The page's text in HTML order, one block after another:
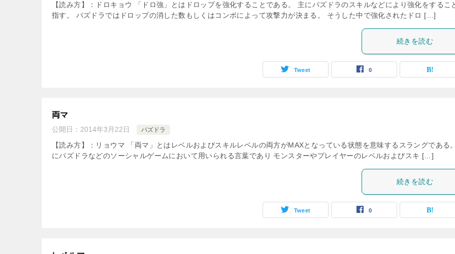
【読み方】：ドロキョウ 「ドロ強」とはドロップを強化することである。 主にパズドラのスキルなどにより強化をするこ
指す。 パズドラではドロップの消した数もしくはコンボによって攻撃力が決まる。 そうした中で強化されたドロ […]
続きを読む
Tweet 0
両マ
公開日： 2014年3月22日 パズドラ
【読み方】：リョウマ 「両マ」とはレベルおよびスキルレベルの両方がMAXとなっている状態を意味するスラングである
にパズドラなどのソーシャルゲームにおいて用いられる言葉であり モンスターやプレイヤーのレベルおよびスキ […]
続きを読む
Tweet 0